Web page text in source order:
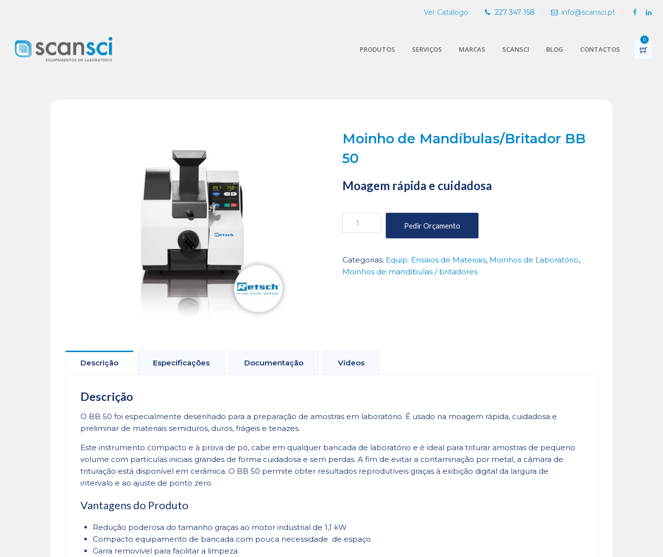
Ver Catálogo 227 347 158 info@scansci.pt
0
PRODUTOS SERVIÇOS MARCAS SCANSCI BLOG CONTACTOS
Moinho de Mandíbulas/Britador BB
50
Moagem rápida e cuidadosa
Quantidade
Mandíbulas/Britador
BB
Pedir Orçamento
Categorias: Equip. Ensaios de Materiais, Moinhos de Laboratório,
Moinhos de mandíbulas / britadores
Descrição Especificações Documentação Vídeos
Descrição
O BB 50 foi especialmente desenhado para a preparação de amostras em laboratório. É usado na moagem rápida, cuidadosa e
preliminar de materiais semiduros, duros, frágeis e tenazes.
Este instrumento compacto e à prova de pó, cabe em qualquer bancada de laboratório e é ideal para triturar amostras de pequeno
volume com partículas iniciais grandes de forma cuidadosa e sem perdas. A fim de evitar a contaminação por metal, a câmara de
trituração está disponível em cerâmica. O BB 50 permite obter resultados reprodutíveis graças à exibição digital da largura de
intervalo e ao ajuste de ponto zero.
Vantagens do Produto
Redução poderosa do tamanho graças ao motor industrial de 1,1 kW
Compacto equipamento de bancada com pouca necessidade de espaço
Garra removível para facilitar a limpeza